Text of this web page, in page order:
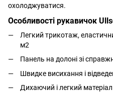
охолоджуватися.
Особливості рукавичок
Легкий трикотаж,
м2
Панель на долоні зі
Швидке висихання і
Дихаючий і легкий матеріал